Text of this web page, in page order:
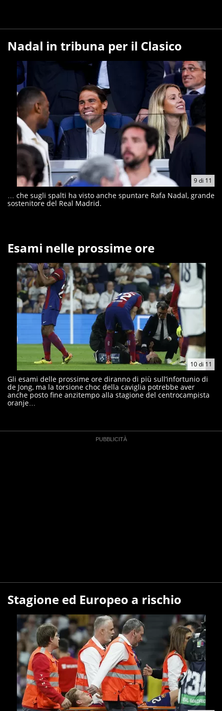
Nadal in tribuna per il Clasico
9di 11
… che sugli spalti ha visto anche spuntare Rafa Nadal, grande
sostenitore del Real Madrid.
Esami nelle prossime ore
10di 11
Gli esami delle prossime ore diranno di più sull’infortunio di
de Jong, ma la torsione choc della caviglia potrebbe aver
anche posto fine anzitempo alla stagione del centrocampista
oranje…
Stagione ed Europeo a rischio